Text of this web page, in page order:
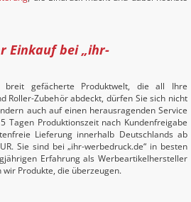
Einkauf bei „ihr-
breit gefächerte Produktwelt, die all Ihre
Roller-Zubehör abdeckt, dürfen Sie sich nicht
auch auf einen herausragenden Service
Tagen Produktionszeit nach Kundenfreigabe
Lieferung innerhalb Deutschlands ab
Sie sind bei „ihr-werbedruck.de“ in besten
Erfahrung als Werbeartikelhersteller
Produkte, die überzeugen.